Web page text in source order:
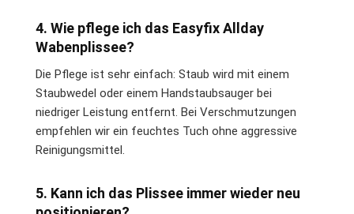
4. Wie pflege ich das Easyfix Allday
Wabenplissee?
Die Pflege ist sehr einfach: Staub wird mit einem
Staubwedel oder einem Handstaubsauger bei
niedriger Leistung entfernt. Bei Verschmutzungen
empfehlen wir ein feuchtes Tuch ohne aggressive
Reinigungsmittel.
5. Kann ich das Plissee immer wieder neu